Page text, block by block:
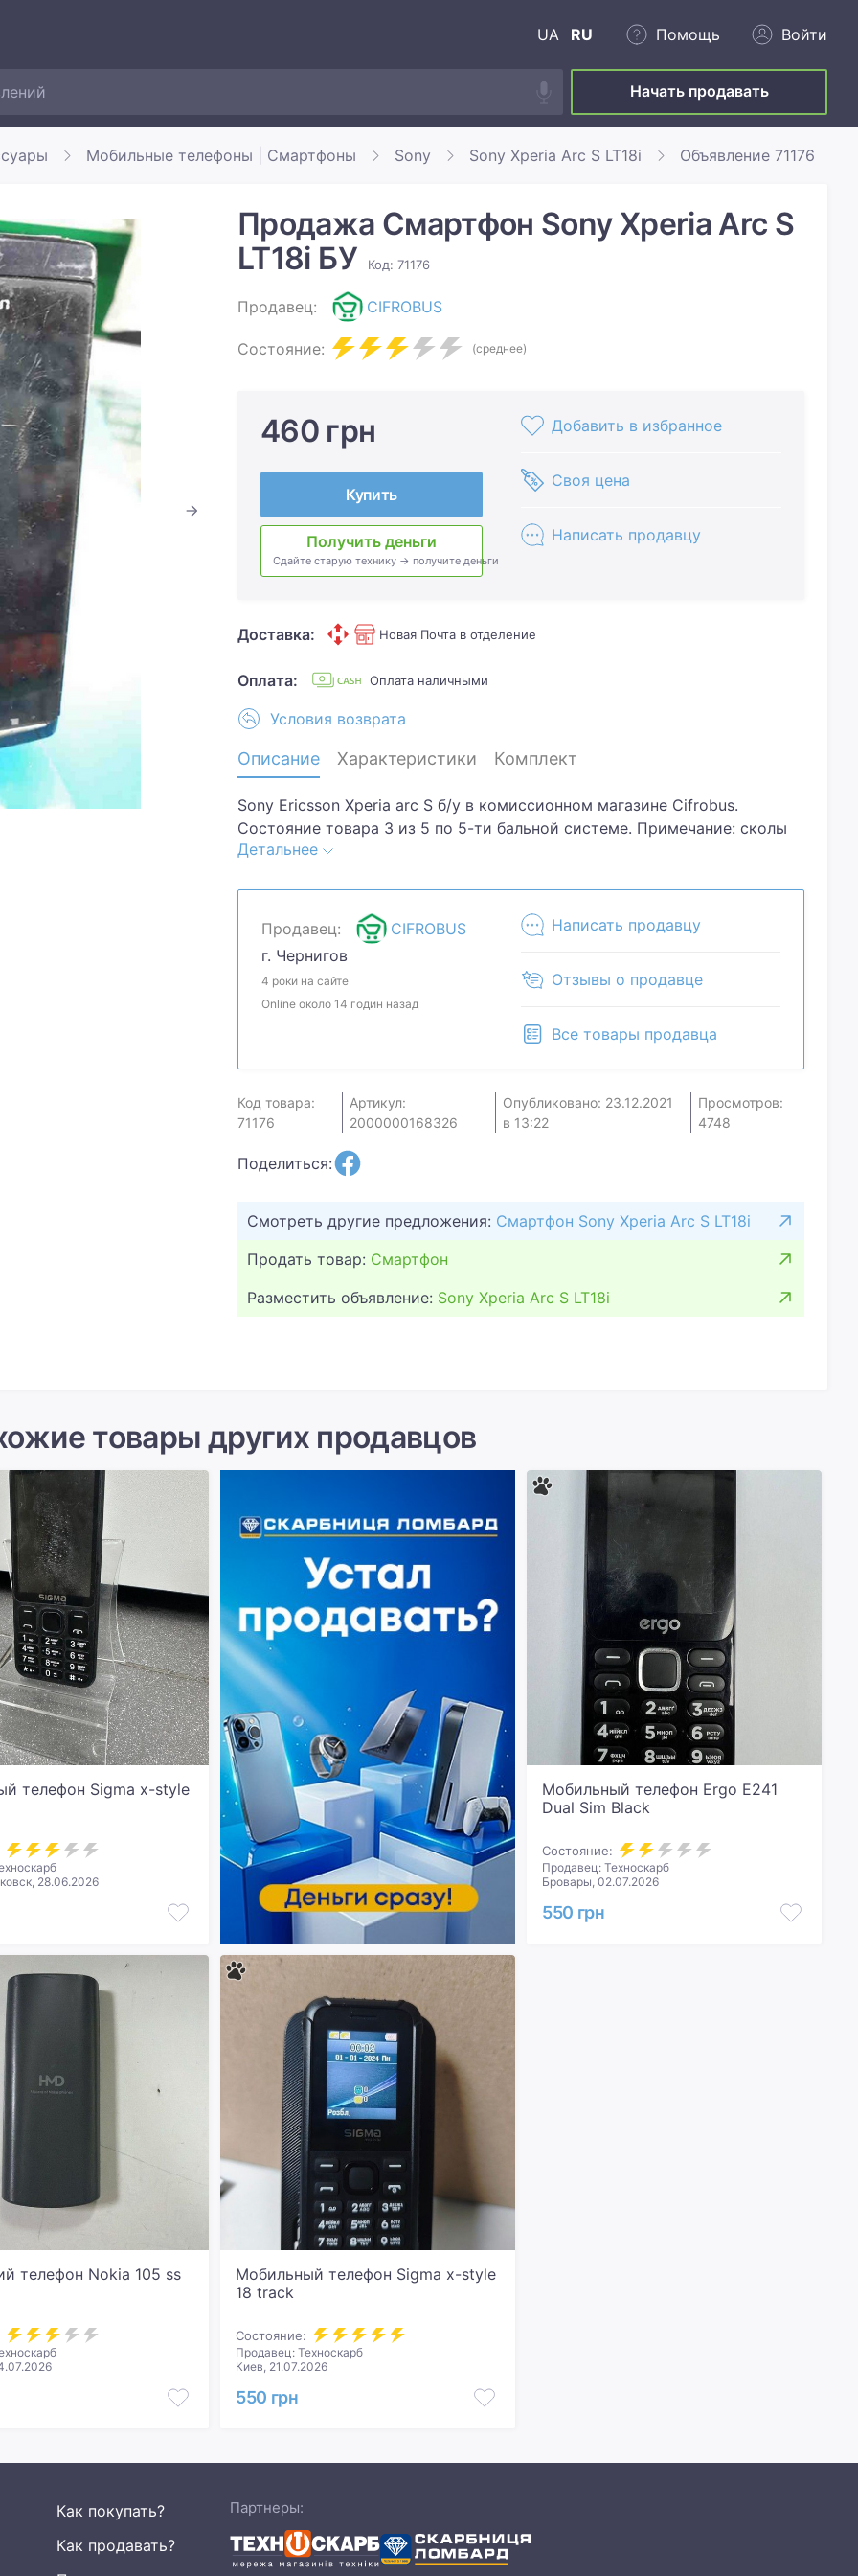
UA RU Помощь Войти
Начать продавать
Мобильные телефоны | Смартфоны Sony Sony Xperia Arc S LT18i Объявление 71176
Продажа Смартфон Sony Xperia Arc S
LT18i БУ
Код: 71176
Продавец: CIFROBUS
Состояние: (среднее)
460 грн
Купить
Получить деньги
Сдайте старую технику → получите деньги
Добавить в избранное
Своя цена
Написать продавцу
Доставка: Новая Почта в отделение
Оплата: Оплата наличными
Условия возврата
Описание Характеристики Комплект
Sony Ericsson Xperia arc S б/у в комиссионном магазине Cifrobus.
Состояние товара 3 из 5 по 5-ти бальной системе. Примечание: сколы
на корпусе, потерт экран.Хотите скидку? Давайте обсудим. Предложите
комплектацию у менеджера. Товар может быть продан в розничном
магазине.
Детальнее
Продавец:
CIFROBUS
г. Чернигов
4 роки на сайте
Online около 14 годин назад
Написать продавцу
Отзывы о продавце
Все товары продавца
Код товара:
71176
Артикул:
2000000168326
Опубликовано: 23.12.2021
в 13:22
Просмотров:
4748
Поделиться:
Смотреть другие предложения: Смартфон Sony Xperia Arc S LT18i
Продать товар: Смартфон
Разместить объявление: Sony Xperia Arc S LT18i
товары других продавцов
телефон Sigma x-style
28.06.2026
Мобильный телефон Ergo E241
Dual Sim Black
Состояние:
Продавец: Техноскарб
Бровары, 02.07.2026
550 грн
телефон Nokia 105 ss
Мобильный телефон Sigma x-style
18 track
Состояние:
Продавец: Техноскарб
Киев, 21.07.2026
550 грн
Как покупать?
Как продавать?
Партнеры: